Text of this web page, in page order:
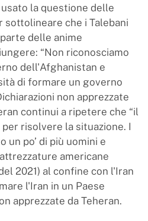
la questione delle
sottolineare che i Talebani
delle anime
“Non riconosciamo
dell'Afghanistan e
di formare un governo
non apprezzate
continui a ripetere che “il
per risolvere la situazione. I
un po’ di più uomini e
americane
2021) al confine con l'Iran
l'Iran in un Paese
apprezzate da Teheran.